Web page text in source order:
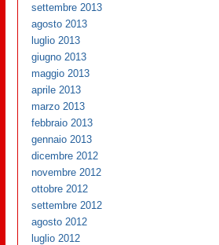
settembre 2013
agosto 2013
luglio 2013
giugno 2013
maggio 2013
aprile 2013
marzo 2013
febbraio 2013
gennaio 2013
dicembre 2012
novembre 2012
ottobre 2012
settembre 2012
agosto 2012
luglio 2012